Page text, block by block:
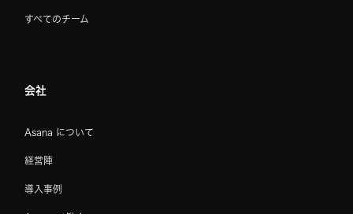
すべてのチーム
会社
Asana について
経営陣
導入事例